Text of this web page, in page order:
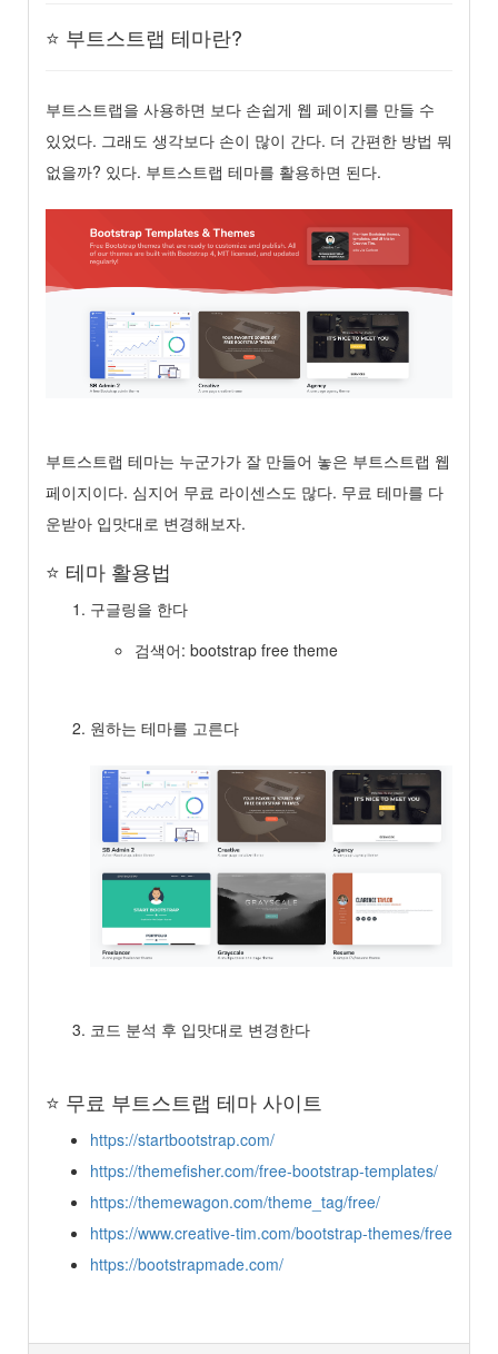
⭐️ 부트스트랩 테마란?
부트스트랩을 사용하면 보다 손쉽게 웹 페이지를 만들 수
있었다. 그래도 생각보다 손이 많이 간다. 더 간편한 방법 뭐
없을까? 있다. 부트스트랩 테마를 활용하면 된다.
부트스트랩 테마는 누군가가 잘 만들어 놓은 부트스트랩 웹
페이지이다. 심지어 무료 라이센스도 많다. 무료 테마를 다
운받아 입맛대로 변경해보자.
⭐️ 테마 활용법
구글링을 한다
검색어: bootstrap free theme
원하는 테마를 고른다
코드 분석 후 입맛대로 변경한다
⭐️ 무료 부트스트랩 테마 사이트
https://startbootstrap.com/
https://themefisher.com/free-bootstrap-templates/
https://themewagon.com/theme_tag/free/
https://www.creative-tim.com/bootstrap-themes/free
https://bootstrapmade.com/